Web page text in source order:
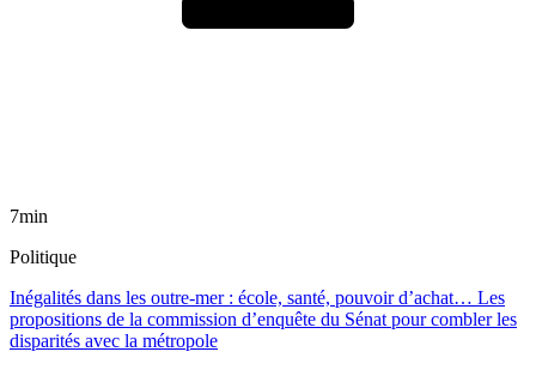
7min
Politique
Inégalités dans les outre-mer : école, santé, pouvoir d’achat… Les
propositions de la commission d’enquête du Sénat pour combler les
disparités avec la métropole